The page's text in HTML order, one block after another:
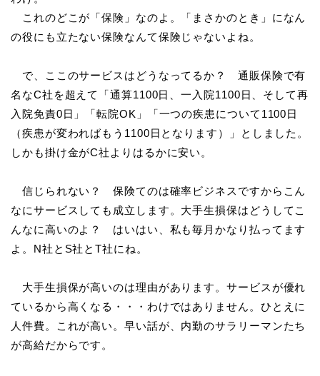
これのどこが「保険」なのよ。「まさかのとき」になん
の役にも立たない保険なんて保険じゃないよね。
で、ここのサービスはどうなってるか？ 通販保険で有
名なC社を超えて「通算1100日、一入院1100日、そして再
入院免責0日」「転院OK」「一つの疾患について1100日
（疾患が変わればもう1100日となります）」としました。
しかも掛け金がC社よりはるかに安い。
信じられない？ 保険てのは確率ビジネスですからこん
なにサービスしても成立します。大手生損保はどうしてこ
んなに高いのよ？ はいはい、私も毎月かなり払ってます
よ。N社とS社とT社にね。
大手生損保が高いのは理由があります。サービスが優れ
ているから高くなる・・・わけではありません。ひとえに
人件費。これが高い。早い話が、内勤のサラリーマンたち
が高給だからです。